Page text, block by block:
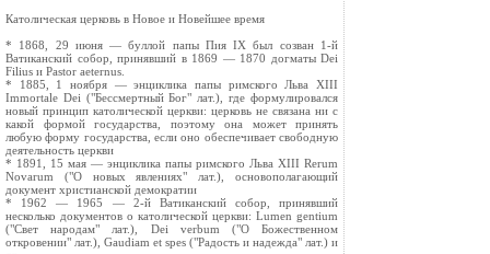
Католическая церковь в Новое и Новейшее время
* 1868, 29 июня — буллой папы Пия IX был созван 1-й
Ватиканский собор, принявший в 1869 — 1870 догматы Dei
Filius и Pastor aeternus.
* 1885, 1 ноября — энциклика папы римского Льва XIII
Immortale Dei ("Бессмертный Бог" лат.), где формулировался
новый принцип католической церкви: церковь не связана ни с
какой формой государства, поэтому она может принять
любую форму государства, если оно обеспечивает свободную
деятельность церкви
* 1891, 15 мая — энциклика папы римского Льва XIII Rerum
Novarum ("О новых явлениях" лат.), основополагающий
документ христианской демократии
* 1962 — 1965 — 2-й Ватиканский собор, принявший
несколько документов о католической церкви: Lumen gentium
("Свет народам" лат.), Dei verbum ("О Божественном
откровении" лат.), Gaudiam et spes ("Радость и надежда" лат.) и